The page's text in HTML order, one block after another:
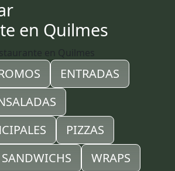
en Quilmes
ENTRADAS
PIZZAS
SANDWICHS
WRAPS